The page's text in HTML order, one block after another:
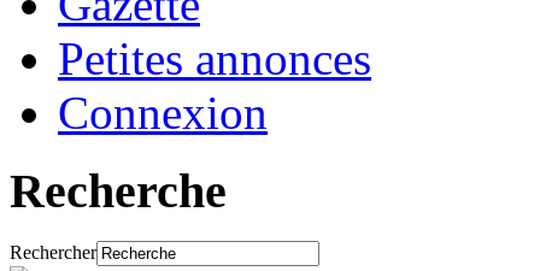
Petites annonces
Connexion
Recherche
Rechercher